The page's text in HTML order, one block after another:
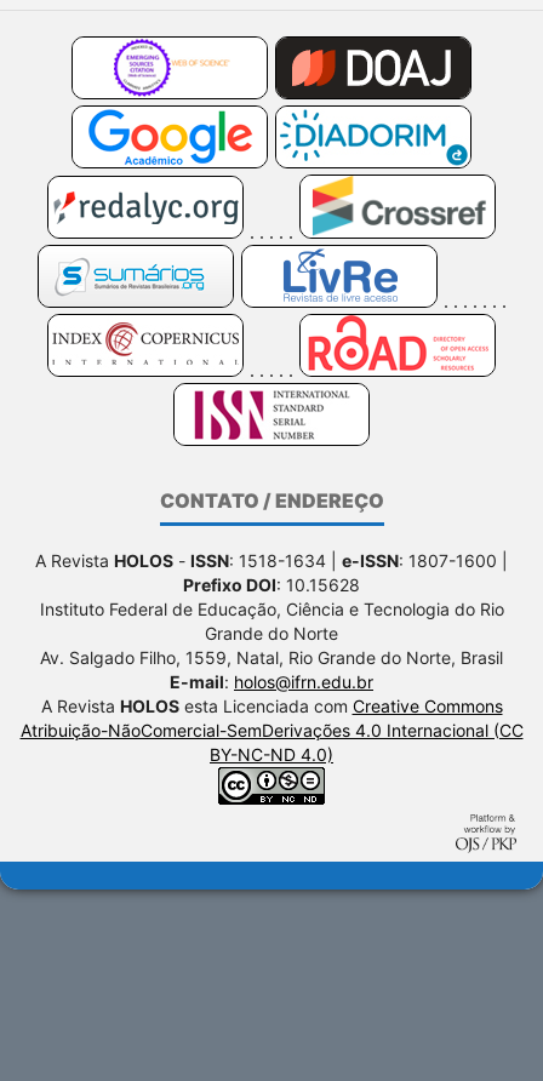
CONTATO / ENDEREÇO
A Revista HOLOS - ISSN: 1518-1634 | e-ISSN: 1807-1600 |
Prefixo DOI: 10.15628
Instituto Federal de Educação, Ciência e Tecnologia do Rio
Grande do Norte
Av. Salgado Filho, 1559, Natal, Rio Grande do Norte, Brasil
E-mail: holos@ifrn.edu.br
A Revista HOLOSesta Licenciada com Creative Commons
Atribuição-NãoComercial-SemDerivações 4.0 Internacional (CC
BY-NC-ND 4.0)